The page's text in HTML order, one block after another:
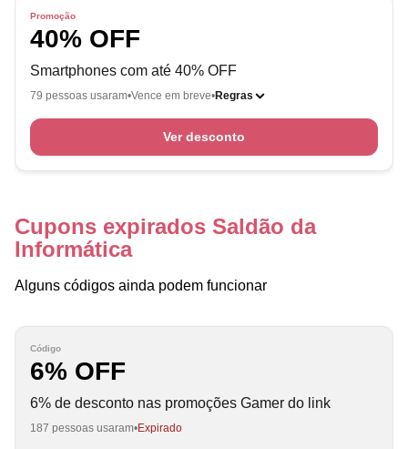
Promoção
40% OFF
Smartphones com até 40% OFF
79 pessoas usaram Vence em breve Regras
Ver desconto
Cupons expirados Saldão da
Informática
Alguns códigos ainda podem funcionar
Código
6% OFF
6% de desconto nas promoções Gamer do link
187 pessoas usaram Expirado